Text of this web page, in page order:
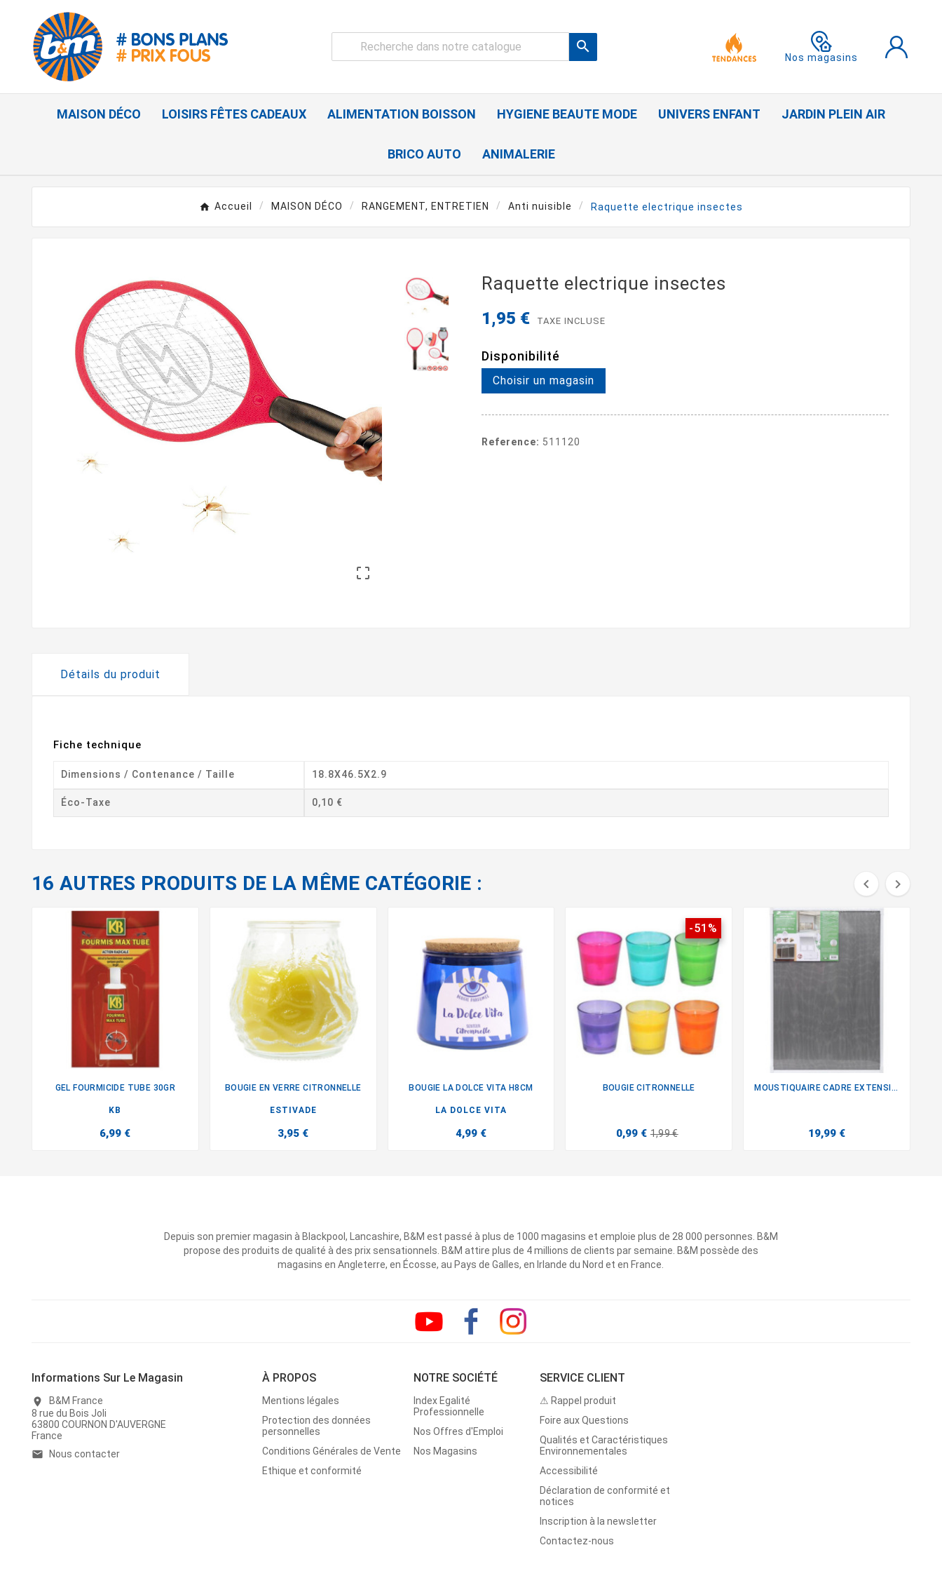

Nos magasins
MAISON DÉCO LOISIRS FÊTES CADEAUX ALIMENTATION BOISSON HYGIENE BEAUTE MODE UNIVERS ENFANT JARDIN PLEIN AIR
BRICO AUTO ANIMALERIE
Accueil MAISON DÉCO RANGEMENT, ENTRETIEN Anti nuisible Raquette electrique insectes

Raquette electrique insectes
1,95 € TAXE INCLUSE
Disponibilité
Choisir un magasin
Reference: 511120
Détails du produit
Fiche technique
Dimensions / Contenance / Taille 18.8X46.5X2.9
Éco-Taxe 0,10 €
16 AUTRES PRODUITS DE LA MÊME CATÉGORIE :  
GEL FOURMICIDE TUBE 30GR
KB
6,99 €
BOUGIE EN VERRE CITRONNELLE
ESTIVADE
3,95 €
BOUGIE LA DOLCE VITA H8CM
LA DOLCE VITA
4,99 €
-51%
BOUGIE CITRONNELLE
0,99 € 1,99 €
MOUSTIQUAIRE CADRE EXTENSIBLE
19,99 €
Depuis son premier magasin à Blackpool, Lancashire, B&M est passé à plus de 1000 magasins et emploie plus de 28 000 personnes. B&M
propose des produits de qualité à des prix sensationnels. B&M attire plus de 4 millions de clients par semaine. B&M possède des
magasins en Angleterre, en Écosse, au Pays de Galles, en Irlande du Nord et en France.
Informations Sur Le Magasin
location_on
B&M France
8 rue du Bois Joli
63800 COURNON D'AUVERGNE
France
email Nous contacter
À PROPOS
Mentions légales
Protection des données
personnelles
Conditions Générales de Vente
Ethique et conformité
NOTRE SOCIÉTÉ
Index Egalité
Professionnelle
Nos Offres d'Emploi
Nos Magasins
SERVICE CLIENT
⚠ Rappel produit
Foire aux Questions
Qualités et Caractéristiques
Environnementales
Accessibilité
Déclaration de conformité et
notices
Inscription à la newsletter
Contactez-nous